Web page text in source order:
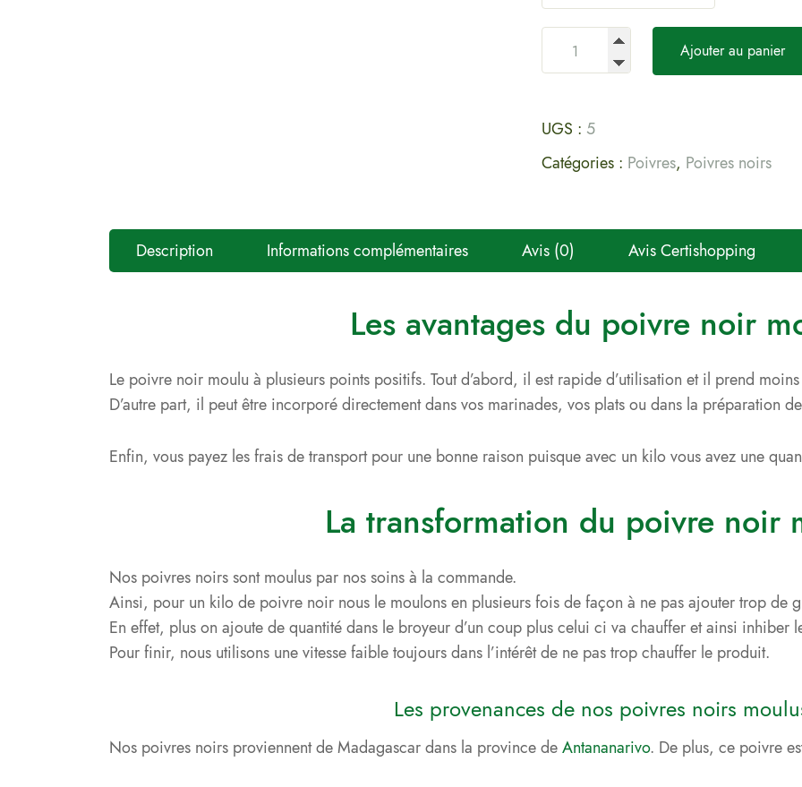
Ajouter au panier
UGS : 5
Catégories : Poivres, Poivres noirs
Description Informations complémentaires Avis (0) Avis Certishopping
Les avantages du poivre noir
Le poivre noir moulu à plusieurs points positifs. Tout d’abord, il est rapide d’utilisation et il prend
D’autre part, il peut être incorporé directement dans vos marinades, vos plats ou dans la préparation
Enfin, vous payez les frais de transport pour une bonne raison puisque avec un kilo vous avez une
La transformation du poivre noir
Nos poivres noirs sont moulus par nos soins à la commande.
Ainsi, pour un kilo de poivre noir nous le moulons en plusieurs fois de façon à ne pas ajouter trop de
En effet, plus on ajoute de quantité dans le broyeur d’un coup plus celui ci va chauffer et ainsi inhiber
Pour finir, nous utilisons une vitesse faible toujours dans l’intérêt de ne pas trop chauffer le produit.
Les provenances de nos poivres noirs
Nos poivres noirs proviennent de Madagascar dans la province deAntananarivo. De plus, ce poivre